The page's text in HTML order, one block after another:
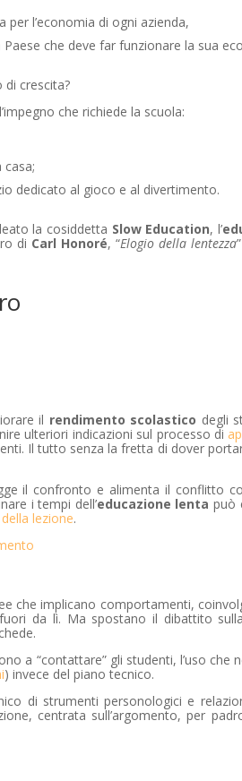
per l’economia di ogni azienda,
che deve far funzionare la sua
crescita?
che richiede la scuola:
dedicato al gioco e al divertimento.
la cosiddetta Slow Education, l’
di Carl Honoré, “Elogio della lentezza
il rendimento scolastico degli
ulteriori indicazioni sul processo di
Il tutto senza la fretta di dover
il confronto e alimenta il conflitto
i tempi dell’educazione lenta può
lezione.
che implicano comportamenti,
da lì. Ma spostano il dibattito
a “contattare” gli studenti, l’uso
) invece del piano tecnico.
di strumenti personologici e
centrata sull’argomento, per